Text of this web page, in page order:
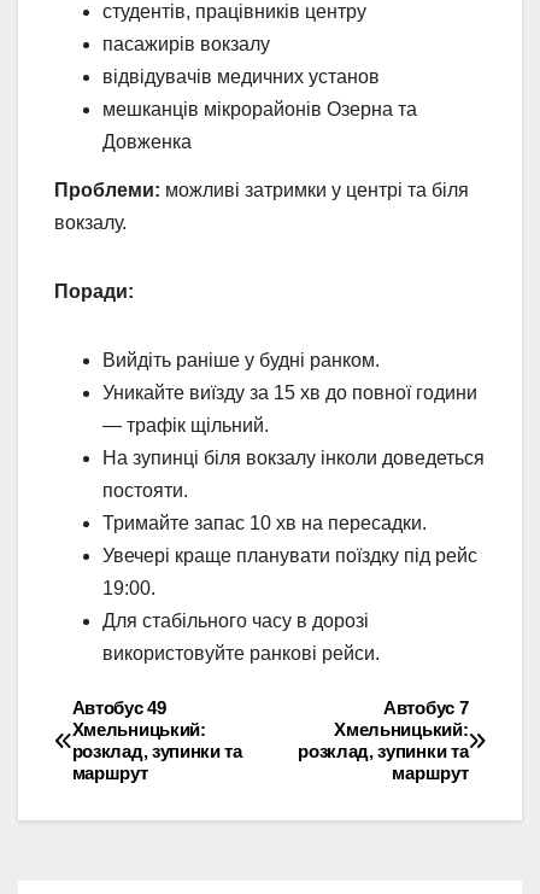
студентів, працівників центру
пасажирів вокзалу
відвідувачів медичних установ
мешканців мікрорайонів Озерна та
Довженка
Проблеми: можливі затримки у центрі та біля
вокзалу.
Поради:
Вийдіть раніше у будні ранком.
Уникайте виїзду за 15 хв до повної години
— трафік щільний.
На зупинці біля вокзалу інколи доведеться
постояти.
Тримайте запас 10 хв на пересадки.
Увечері краще планувати поїздку під рейс
19:00.
Для стабільного часу в дорозі
використовуйте ранкові рейси.
Навігація
записів
Автобус 7
Хмельницький:
розклад, зупинки та
маршрут
Автобус 49
Хмельницький:
розклад, зупинки та
маршрут